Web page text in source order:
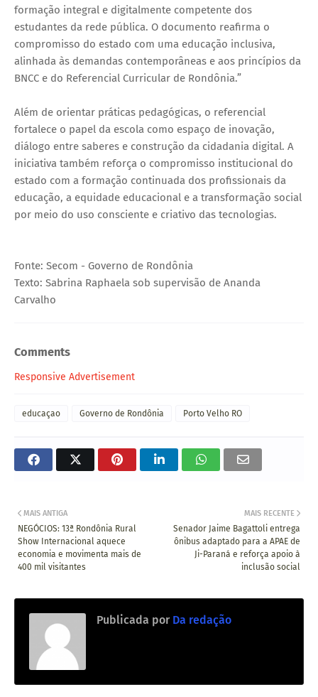
formação integral e digitalmente competente dos
estudantes da rede pública. O documento reafirma o
compromisso do estado com uma educação inclusiva,
alinhada às demandas contemporâneas e aos princípios da
BNCC e do Referencial Curricular de Rondônia.”
Além de orientar práticas pedagógicas, o referencial
fortalece o papel da escola como espaço de inovação,
diálogo entre saberes e construção da cidadania digital. A
iniciativa também reforça o compromisso institucional do
estado com a formação continuada dos profissionais da
educação, a equidade educacional e a transformação social
por meio do uso consciente e criativo das tecnologias.
Fonte: Secom - Governo de Rondônia
Texto: Sabrina Raphaela sob supervisão de Ananda
Carvalho
Comments
Responsive Advertisement
educaçao Governo de Rondônia Porto Velho RO
MAIS RECENTE
Senador Jaime Bagattoli entrega
ônibus adaptado para a APAE de
Ji-Paraná e reforça apoio à
inclusão social
MAIS ANTIGA
NEGÓCIOS: 13ª Rondônia Rural
Show Internacional aquece
economia e movimenta mais de
400 mil visitantes
Publicada por Da redação